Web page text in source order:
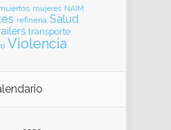
mujeres NAIM
refinería Salud
transporte
Violencia